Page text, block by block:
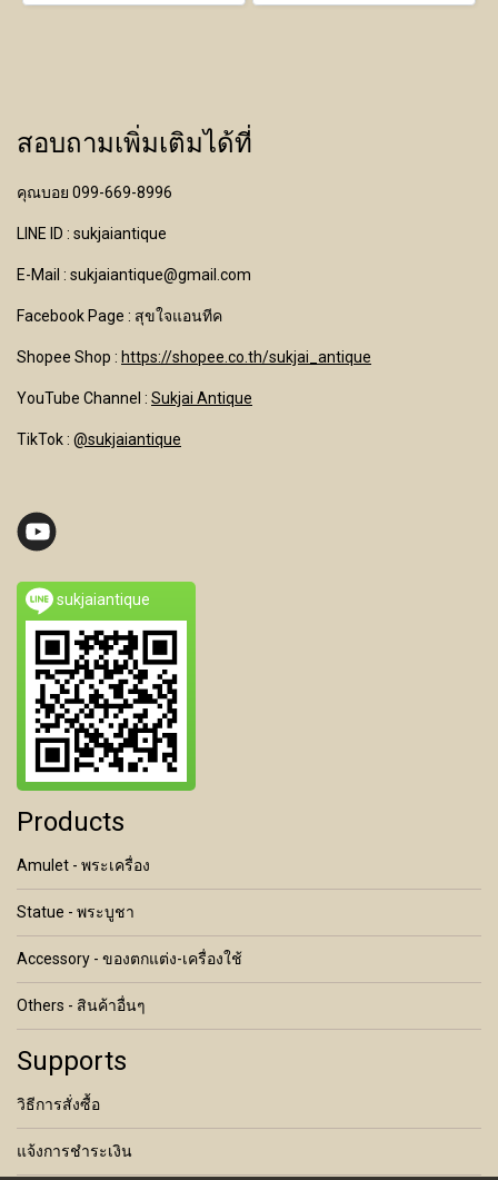
สอบถามเพิ่มเติมได้ที่
คุณบอย 099-669-8996
LINE ID : sukjaiantique
E-Mail : sukjaiantique@gmail.com
Facebook Page : สุขใจแอนทีค
Shopee Shop : https://shopee.co.th/sukjai_antique
YouTube Channel : Sukjai Antique
TikTok : @sukjaiantique
sukjaiantique
Products
Amulet - พระเครื่อง
Statue - พระบูชา
Accessory - ของตกแต่ง-เครื่องใช้
Others - สินค้าอื่นๆ
Supports
วิธีการสั่งซื้อ
แจ้งการชำระเงิน